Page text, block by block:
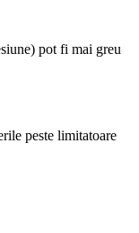
pot fi mai greu
peste limitatoare